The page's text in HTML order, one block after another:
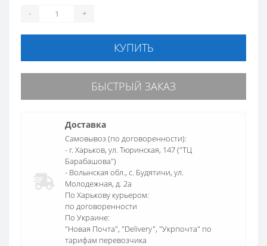
- +
КУПИТЬ
БЫСТРЫЙ ЗАКАЗ
Доставка
Самовывоз (по договоренности):
- г. Харьков, ул. Тюринская, 147 ("ТЦ
Барабашова")
- Волынская обл., c. Будятичи, ул.
Молодежная, д. 2а
По Харькову курьером:
по договоренности
По Украине:
"Новая Почта", "Delivery", "Укрпочта" по
тарифам перевозчика